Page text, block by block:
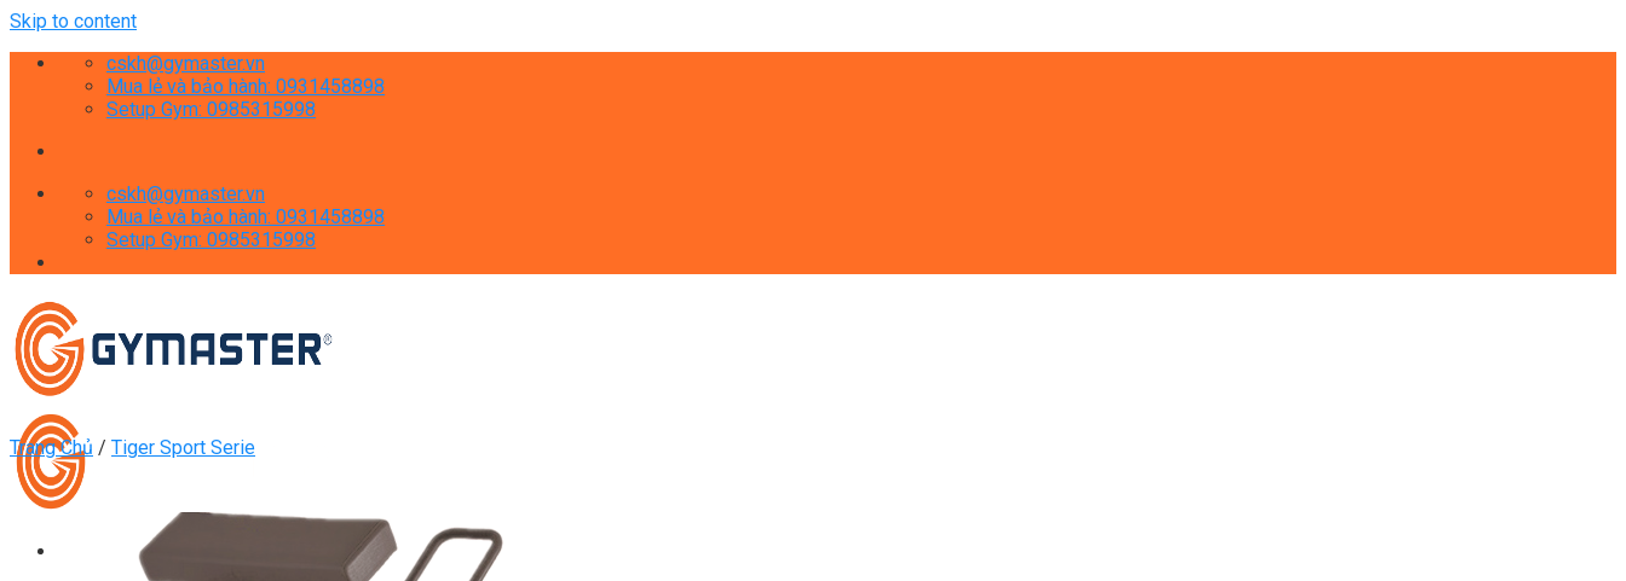
Skip to content
cskh@gymaster.vn
Mua lẻ và bảo hành: 0931458898
Setup Gym: 0985315998
cskh@gymaster.vn
Mua lẻ và bảo hành: 0931458898
Setup Gym: 0985315998
Trang Chủ / Tiger Sport Serie